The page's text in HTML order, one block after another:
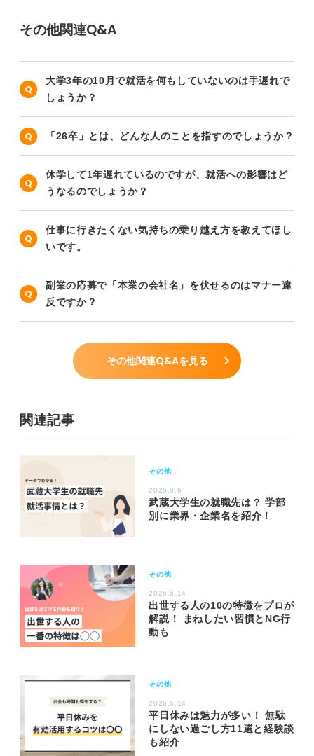
その他関連Q&A
大学3年の10月で就活を何もしていないのは手遅れで
しょうか？
「26卒」とは、どんな人のことを指すのでしょうか？
休学して1年遅れているのですが、就活への影響はど
うなるのでしょうか？
仕事に行きたくない気持ちの乗り越え方を教えてほし
いです。
副業の応募で「本業の会社名」を伏せるのはマナー違
反ですか？
その他関連Q&Aを見る
関連記事
その他
2026.8.6
武蔵大学生の就職先は？ 学部
別に業界・企業名を紹介！
その他
2026.5.14
出世する人の10の特徴をプロが
解説！ まねしたい習慣とNG行
動も
その他
2026.5.14
平日休みは魅力が多い！ 無駄
にしない過ごし方11選と経験談
も紹介